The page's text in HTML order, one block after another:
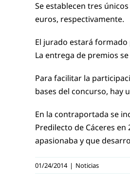
Se establecen tres
euros, respectivamente.
El jurado estará
La entrega de premios
Para facilitar la
bases del concurso, hay
En la contraportada se
Predilecto de Cáceres
apasionaba y que
01/24/2014 | Noticias